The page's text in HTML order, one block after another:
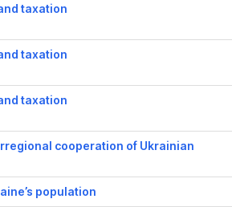
taxation
taxation
taxation
cooperation of Ukrainian
population